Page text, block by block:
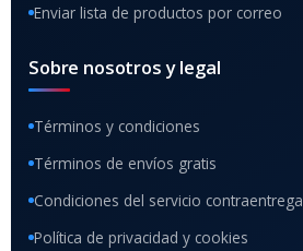
Enviar lista de productos por correo
Sobre nosotros y legal
Términos y condiciones
Términos de envíos gratis
Condiciones del servicio contraentrega
Política de privacidad y cookies